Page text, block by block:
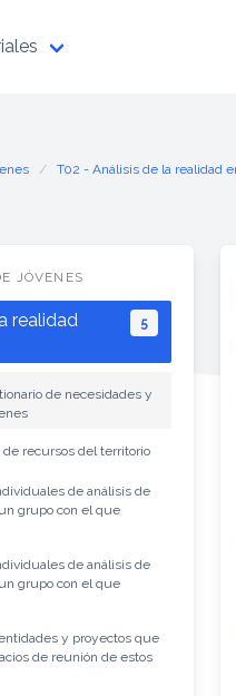
T02 - Análisis de la realidad
JÓVENES
realidad
5
de necesidades y
de recursos del territorio
de análisis de
grupo con el que
de análisis de
grupo con el que
y proyectos que
de reunión de estos